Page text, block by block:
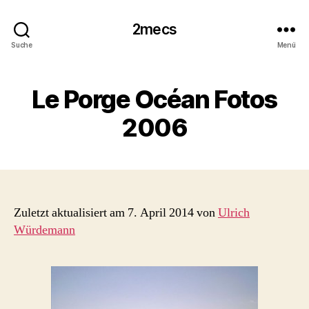
Suche
2mecs
Menü
Le Porge Océan Fotos
2006
Zuletzt aktualisiert am 7. April 2014 vonUlrich
Würdemann